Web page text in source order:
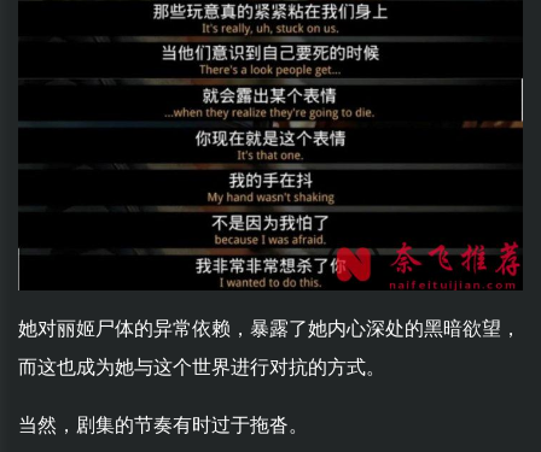
她对丽姬尸体的异常依赖，暴露了她内心深处的黑暗欲望，
而这也成为她与这个世界进行对抗的方式。
当然，剧集的节奏有时过于拖沓。